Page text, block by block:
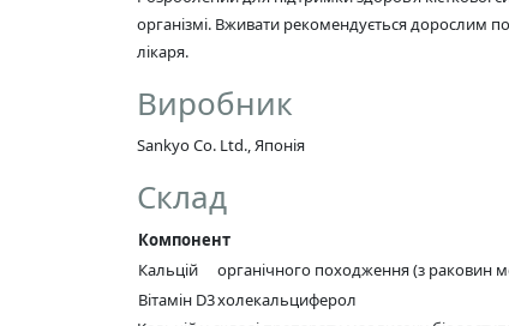
організмі. Вживати рекомендується дорослим
лікаря.
Виробник
Sankyo Co. Ltd., Японія
Склад
Компонент
Кальцій
органічного походження (з раковин
Вітамін D3холекальциферол